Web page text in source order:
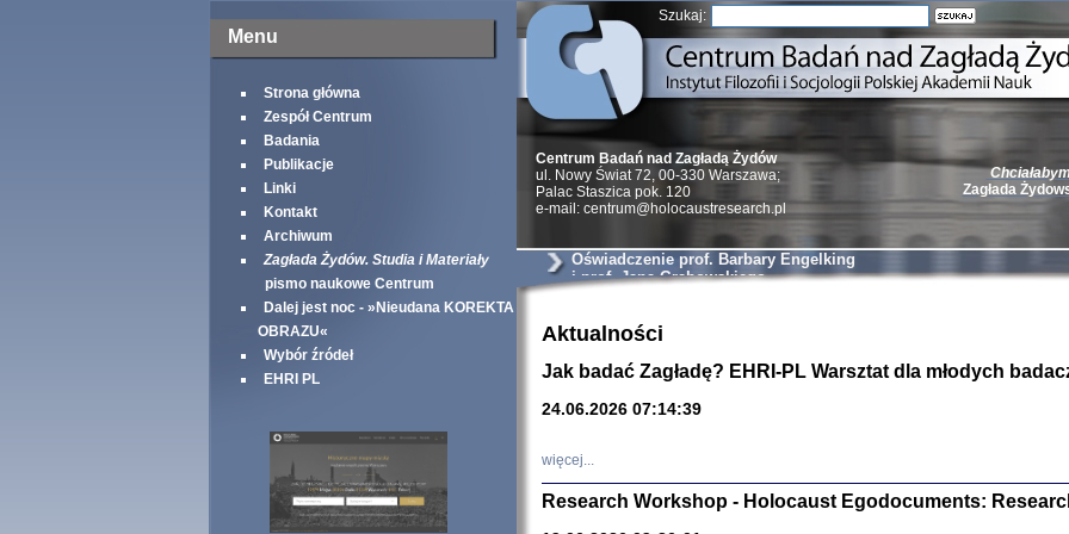
Menu
Strona główna
Zespół Centrum
Badania
Publikacje
Linki
Kontakt
Archiwum
Zagłada Żydów. Studia i Materiały
pismo naukowe Centrum
Dalej jest noc - »Nieudana KOREKTA
OBRAZU«
Wybór źródeł
EHRI PL
Szukaj:
Zagłada
Natalia Aleksiun,
Deborah Dash
Turski, Laurence
Centrum Badań nad Zagładą Żydów
ul. Nowy Świat 72, 00-330 Warszawa;
Palac Staszica pok. 120
e-mail: centrum@holocaustresearch.pl
Oświadczenie prof. Barbary Engelking
i prof. Jana Grabowskiego
Aktualności
Jak badać Zagładę? EHRI-PL Warsztat dla młodych
24.06.2026 07:14:39
więcej...
Research Workshop - Holocaust Egodocuments: